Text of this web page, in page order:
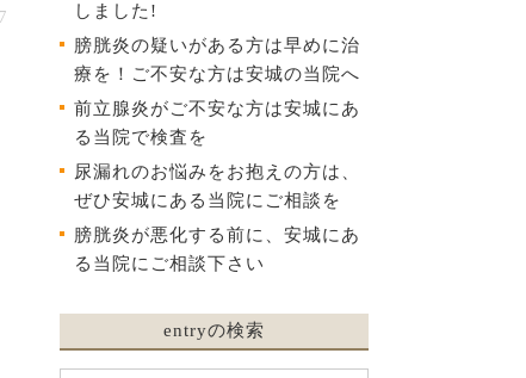
しました!
膀胱炎の疑いがある方は早めに治
療を！ご不安な方は安城の当院へ
前立腺炎がご不安な方は安城にあ
る当院で検査を
尿漏れのお悩みをお抱えの方は、
ぜひ安城にある当院にご相談を
膀胱炎が悪化する前に、安城にあ
る当院にご相談下さい
entryの検索